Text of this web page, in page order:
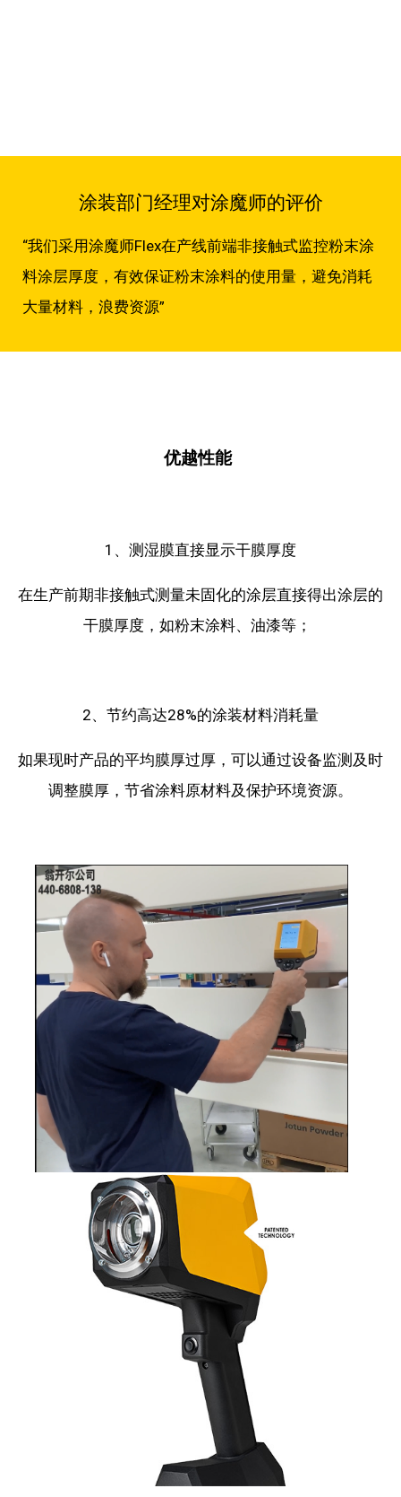
涂装部门经理对涂魔师的评价
“我们采用涂魔师Flex在产线前端非接触式监控粉末涂
料涂层厚度，有效保证粉末涂料的使用量，避免消耗
大量材料，浪费资源”
优越性能
1、测湿膜直接显示干膜厚度
在生产前期非接触式测量未固化的涂层直接得出涂层的
干膜厚度，如粉末涂料、油漆等；
2、节约高达28%的涂装材料消耗量
如果现时产品的平均膜厚过厚，可以通过设备监测及时
调整膜厚， 节省涂料原材料及保护环境资源。